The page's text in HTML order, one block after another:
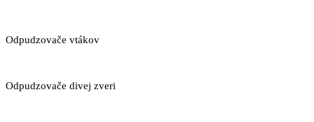
Odpudzovače vtákov
Odpudzovače divej zveri